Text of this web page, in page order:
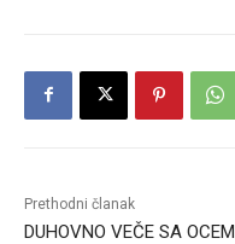
Prethodni članak
DUHOVNO VEČE SA OCEM